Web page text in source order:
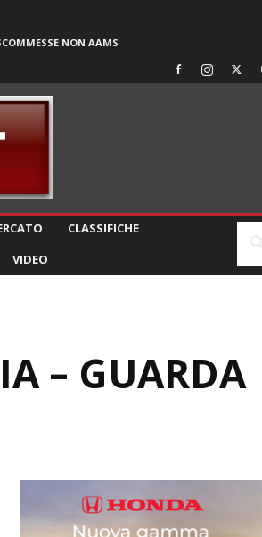
NON AAMS
CLASSIFICHE
VIDEO
– GUARDA